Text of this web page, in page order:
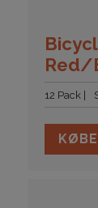
Red/
12 Pack
KØBE